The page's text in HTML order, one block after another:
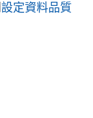
設定資料品質